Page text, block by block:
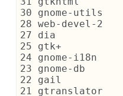
30 gnome-utils
28 web-devel-2
27 dia
25 gtk+
24 gnome-i18n
23 gnome-db
22 gail
21 gtranslator